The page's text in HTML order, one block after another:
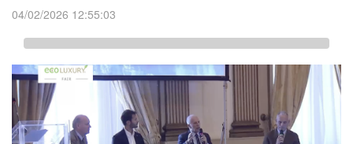
04/02/2026 12:55:03